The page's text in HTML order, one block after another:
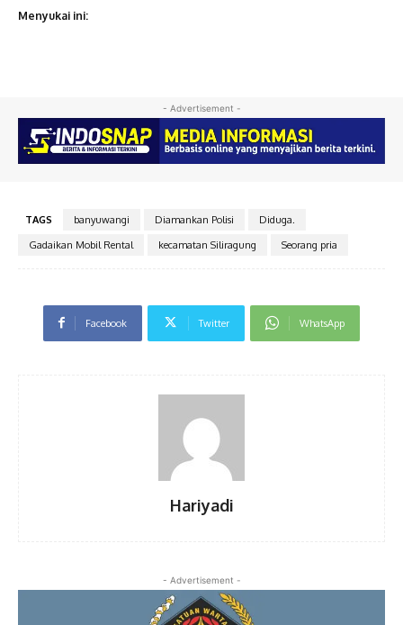
Menyukai ini:
- Advertisement -
TAGS banyuwangi Diamankan Polisi
Diduga.
Gadaikan Mobil Rental
kecamatan Siliragung Seorang pria
Facebook Twitter WhatsApp
Hariyadi
- Advertisement -